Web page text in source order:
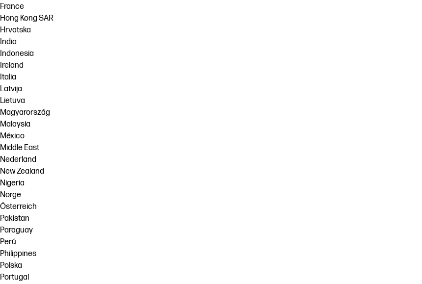
France
Hong Kong SAR
Hrvatska
India
Indonesia
Ireland
Italia
Latvija
Lietuva
Magyarország
Malaysia
México
Middle East
Nederland
New Zealand
Nigeria
Norge
Österreich
Pakistan
Paraguay
Perú
Philippines
Polska
Portugal